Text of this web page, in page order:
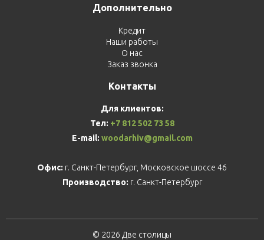
Дополнительно
Кредит
Наши работы
О нас
Заказ звонка
Контакты
Для клиентов:
Тел: +7 812 502 73 58
E-mail: woodarhiv@gmail.com
Офис: г. Санкт-Петербург, Московское шоссе 46
Производство: г. Санкт-Петербург
© 2026 Две столицы